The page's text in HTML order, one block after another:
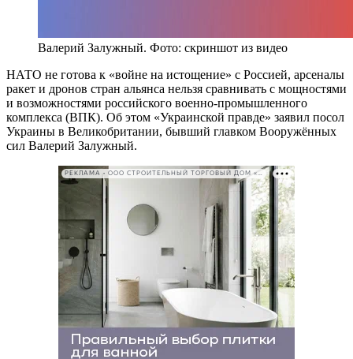
Валерий Залужный. Фото: скриншот из видео
НАТО не готова к «войне на истощение» с Россией, арсеналы
ракет и дронов стран альянса нельзя сравнивать с мощностями
и возможностями российского военно-промышленного
комплекса (ВПК). Об этом «Украинской правде» заявил посол
Украины в Великобритании, бывший главком Вооружённых
сил Валерий Залужный.
РЕКЛАМА • ООО СТРОИТЕЛЬНЫЙ ТОРГОВЫЙ ДОМ «ПЕТРОВИЧ». ИНН: 7802348846